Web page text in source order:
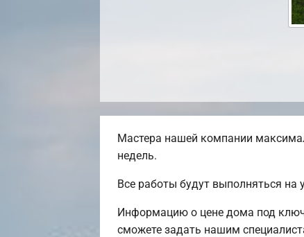
Мастера нашей компании
недель.
Все работы будут выполняться
Информацию о цене дома под
сможете задать нашим